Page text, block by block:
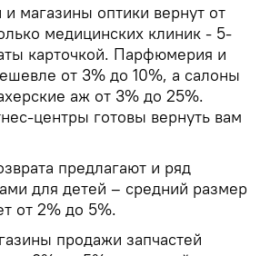
магазины оптики вернут от
медицинских клиник - 5-
карточкой. Парфюмерия и
от 3% до 10%, а салоны
аж от 3% до 25%.
центры готовы вернуть вам
предлагают и ряд
для детей – средний размер
от 2% до 5%.
продажи запчастей